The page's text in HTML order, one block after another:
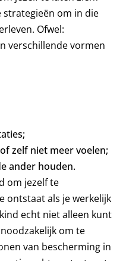
strategieën om in die
Ofwel:
verschillende vormen
zelf niet meer voelen;
ander houden.
om jezelf te
ontstaat als je werkelijk
echt niet alleen kunt
om te
van bescherming in